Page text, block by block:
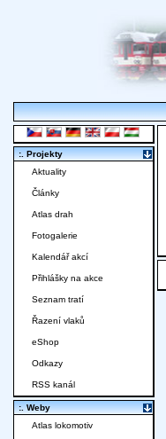
:. Projekty
Aktuality
Články
Atlas drah
Fotogalerie
Kalendář akcí
Přihlášky na akce
Seznam tratí
Řazení vlaků
eShop
Odkazy
RSS kanál
:. Weby
Atlas lokomotiv